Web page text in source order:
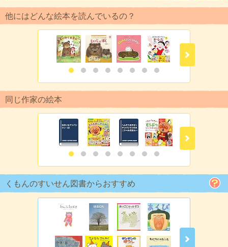
他にはどんな絵本を読んでいるの？
同じ作家の絵本
くもんのすいせん図書からおすすめ